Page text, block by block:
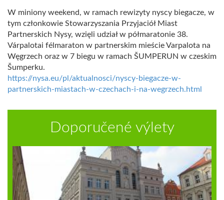
W miniony weekend, w ramach rewizyty nyscy biegacze, w
tym członkowie Stowarzyszania Przyjaciół Miast
Partnerskich Nysy, wzięli udział w półmaratonie 38.
Várpalotai félmaraton w partnerskim mieście Varpalota na
Węgrzech oraz w 7 biegu w ramach ŠUMPERUN w czeskim
Šumperku.
https://nysa.eu/pl/aktualnosci/nyscy-biegacze-w-
partnerskich-miastach-w-czechach-i-na-wegrzech.html
Doporučené výlety